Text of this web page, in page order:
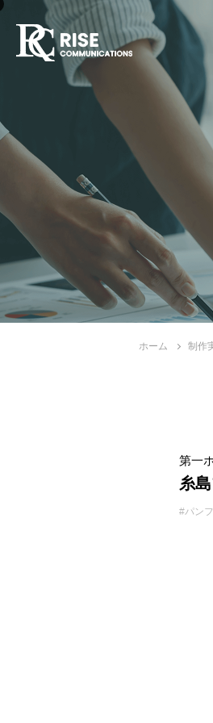
ホーム 制作
第一
糸
#パン